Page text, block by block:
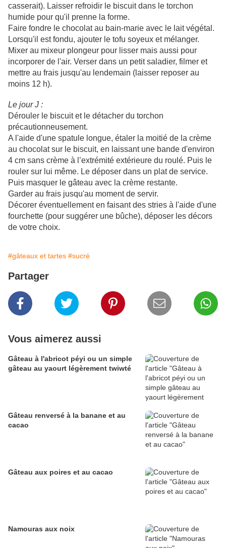
casserait). Laisser refroidir le biscuit dans le torchon
humide pour qu'il prenne la forme.
Faire fondre le chocolat au bain-marie avec le lait végétal.
Lorsqu'il est fondu, ajouter le tofu soyeux et mélanger.
Mixer au mixeur plongeur pour lisser mais aussi pour
incorporer de l'air. Verser dans un petit saladier, filmer et
mettre au frais jusqu'au lendemain (laisser reposer au
moins 12 h).
Le jour J :
Dérouler le biscuit et le détacher du torchon
précautionneusement.
A l'aide d'une spatule longue, étaler la moitié de la crème
au chocolat sur le biscuit, en laissant une bande d'environ
4 cm sans crème à l’extrémité extérieure du roulé. Puis le
rouler sur lui même. Le déposer dans un plat de service.
Puis masquer le gâteau avec la crème restante.
Garder au frais jusqu'au moment de servir.
Décorer éventuellement en faisant des stries à l'aide d'une
fourchette (pour suggérer une bûche), déposer les décors
de votre choix.
#gâteaux et tartes #sucré
Partager
Vous aimerez aussi
Gâteau à l'abricot péyi ou un simple
gâteau au yaourt légèrement twiwté
Gâteau renversé à la banane et au
cacao
Gâteau aux poires et au cacao
Namouras aux noix